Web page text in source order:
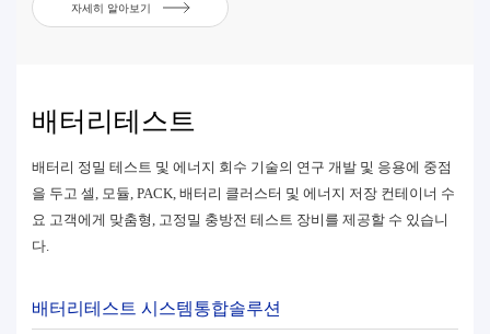
자세히 알아보기
배터리테스트
배터리 정밀 테스트 및 에너지 회수 기술의 연구 개발 및 응용에 중점
을 두고 셀, 모듈, PACK, 배터리 클러스터 및 에너지 저장 컨테이너 수
요 고객에게 맞춤형, 고정밀 충방전 테스트 장비를 제공할 수 있습니
다.
배터리테스트 시스템통합솔루션